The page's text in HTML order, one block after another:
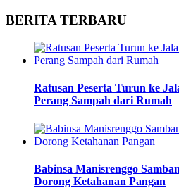
BERITA TERBARU
Ratusan Peserta Turun ke
Perang Sampah dari Rumah
Babinsa Manisrenggo
Dorong Ketahanan Pangan